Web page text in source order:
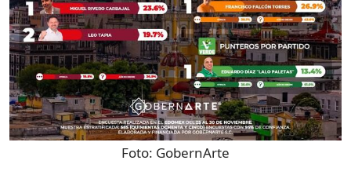
Foto: GobernArte